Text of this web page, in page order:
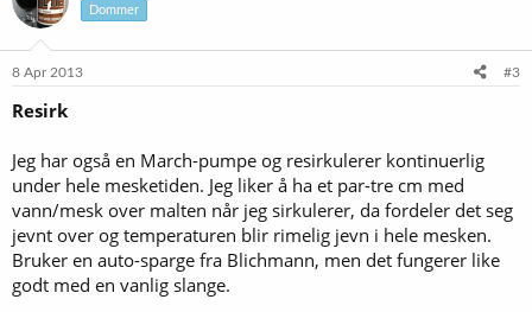
Dommer
8 Apr 2013 #3
Resirk
Jeg har også en March-pumpe og resirkulerer kontinuerlig
under hele mesketiden. Jeg liker å ha et par-tre cm med
vann/mesk over malten når jeg sirkulerer, da fordeler det seg
jevnt over og temperaturen blir rimelig jevn i hele mesken.
Bruker en auto-sparge fra Blichmann, men det fungerer like
godt med en vanlig slange.